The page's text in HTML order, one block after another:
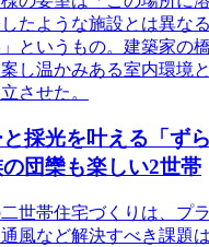
たような施設とは異な
というもの。建築家の
し温かみある室内環境
させた。
採光を叶える「ず
団欒も楽しい2世帯
世帯住宅づくりは、プ
風など解決すべき課題